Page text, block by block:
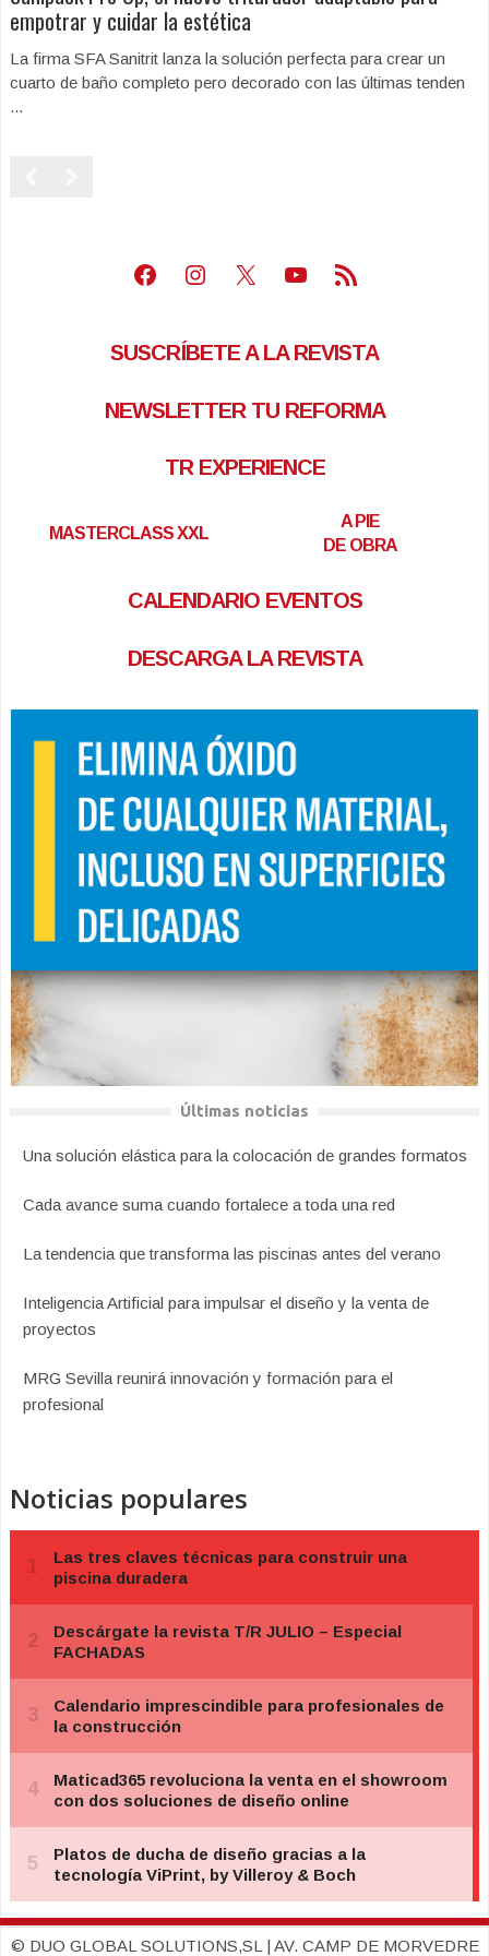
empotrar y cuidar la estética
La firma SFA Sanitrit lanza la solución perfecta para crear un
cuarto de baño completo pero decorado con las últimas tenden
...
Facebook
Instagram
X Youtube
Feed RSS
SUSCRÍBETE A LA REVISTA
NEWSLETTER TU REFORMA
TR EXPERIENCE
MASTERCLASS XXL
A PIE
DE OBRA
CALENDARIO EVENTOS
DESCARGA LA REVISTA
Últimas noticias
Una solución elástica para la colocación de grandes formatos
Cada avance suma cuando fortalece a toda una red
La tendencia que transforma las piscinas antes del verano
Inteligencia Artificial para impulsar el diseño y la venta de
proyectos
MRG Sevilla reunirá innovación y formación para el
profesional
Noticias populares
© DUO GLOBAL SOLUTIONS,SL | AV. CAMP DE MORVEDRE